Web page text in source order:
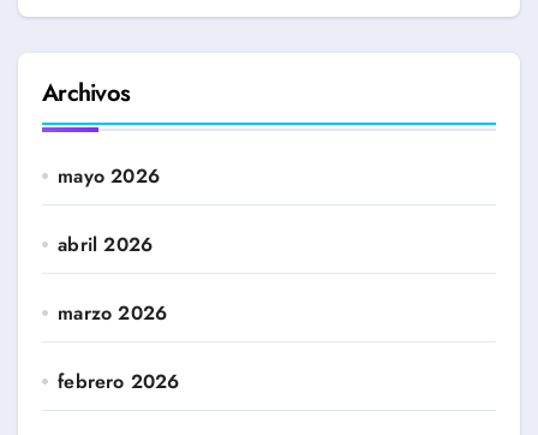
Archivos
mayo 2026
abril 2026
marzo 2026
febrero 2026